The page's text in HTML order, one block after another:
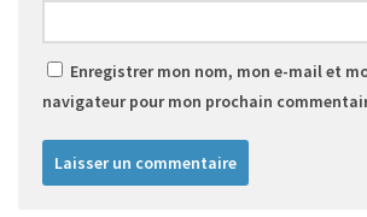
Enregistrer mon nom, mon e-mail et
navigateur pour mon prochain